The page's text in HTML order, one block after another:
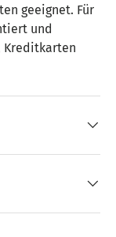
geeignet. Für
und
Kreditkarten